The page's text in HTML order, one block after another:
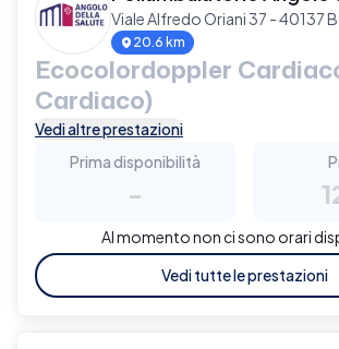
Viale Alfredo Oriani 37 - 40137
20.6 km
Ecocolordoppler
Cardiaco)
Vedi altre prestazioni
Prima disponibilità
-
Al momento non ci sono orari
Vedi tutte le prestazioni